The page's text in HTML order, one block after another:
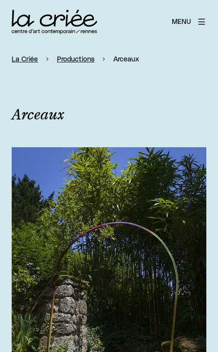
MENU
La Criée Productions Arceaux
Arceaux